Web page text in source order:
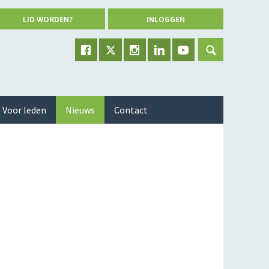
LID WORDEN? INLOGGEN
Voor leden Nieuws Contact